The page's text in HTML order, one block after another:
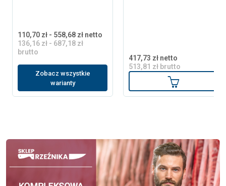
110,70 zł - 558,68 zł netto
136,16 zł - 687,18 zł
brutto
Zobacz wszystkie
warianty
417,73 zł netto
513,81 zł brutto
Dodaj do